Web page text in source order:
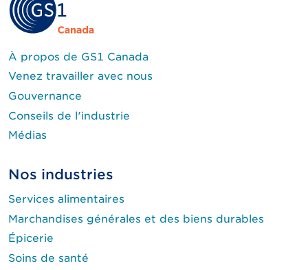
À propos de GS1 Canada
Venez travailler avec nous
Gouvernance
Conseils de l'industrie
Médias
Nos industries
Services alimentaires
Marchandises générales et des biens durables
Épicerie
Soins de santé